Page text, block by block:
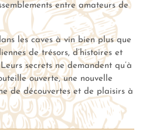
entre amateurs de
les caves à vin bien plus que
de trésors, d’histoires et
secrets ne demandent qu’à
ouverte, une nouvelle
de découvertes et de plaisirs à